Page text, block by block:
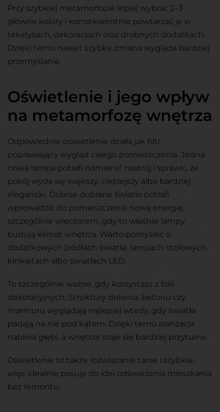
Przy szybkiej metamorfozie lepiej wybrać 2–3
główne kolory i konsekwentnie powtarzać je w
tekstyliach, dekoracjach oraz drobnych dodatkach.
Dzięki temu nawet szybka zmiana wygląda bardziej
przemyślanie.
Oświetlenie i jego wpływ
na metamorfozę wnętrza
Odpowiednie oświetlenie działa jak filtr
poprawiający wygląd całego pomieszczenia. Jedna
nowa lampa potrafi odmienić nastrój i sprawić, że
pokój wyda się większy, cieplejszy albo bardziej
elegancki. Dobrze dobrane światło potrafi
wprowadzić do pomieszczenia nową energię,
szczególnie wieczorem, gdy to właśnie lampy
budują klimat wnętrza. Warto pomyśleć o
dodatkowych źródłach światła: lampach stołowych,
kinkietach albo światłach LED.
To szczególnie ważne, gdy korzystasz z folii
dekoracyjnych. Struktury drewna, betonu czy
marmuru wyglądają najlepiej wtedy, gdy światła
padają na nie pod kątem. Dzięki temu aranżacja
nabiera głębi, a wnętrze staje się bardziej przytulne.
Oświetlenie to także rozwiązanie tanie i szybkie,
więc idealnie pasuje do idei odświeżenia mieszkania
bez remontu.